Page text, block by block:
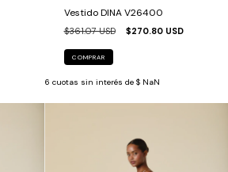
Vestido DINA V26400
$361.07 USD $270.80 USD
COMPRAR
6 cuotas sin interés de $ NaN